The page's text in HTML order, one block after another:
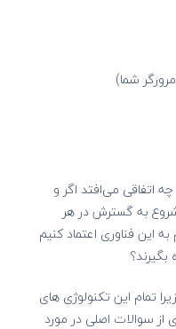
شما)
اتفاقی می‌افتد اگر و
به گسترش در هر
این فناوری اعتماد کنیم
تمام این تکنولوژی های
از سوالات اصلی در مورد